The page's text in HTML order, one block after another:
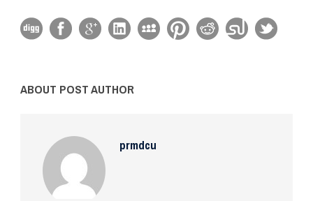
ABOUT POST AUTHOR
prmdcu